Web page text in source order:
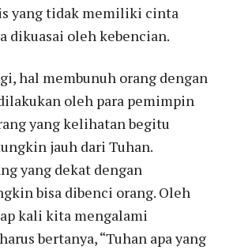
yang tidak memiliki cinta
dikuasai oleh kebencian.
hal membunuh orang dengan
oleh para pemimpin
yang kelihatan begitu
jauh dari Tuhan.
yang dekat dengan
bisa dibenci orang. Oleh
kali kita mengalami
bertanya, “Tuhan apa yang